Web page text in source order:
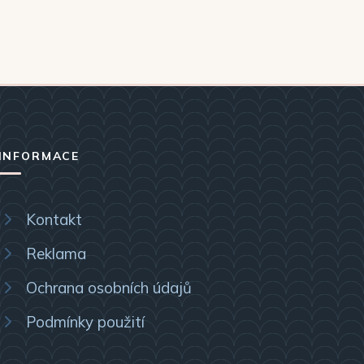
Kontakt
Reklama
Ochrana osobních údajů
Podmínky použití